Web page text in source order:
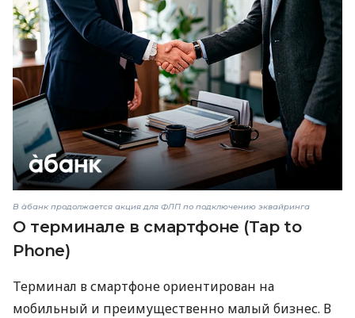
В àбанк продолжается акция для ФЛП по подключению эквайринга
О терминале в смартфоне (Tap to
Phone)
Терминал в смартфоне ориентирован на
мобильный и преимущественно малый бизнес. В